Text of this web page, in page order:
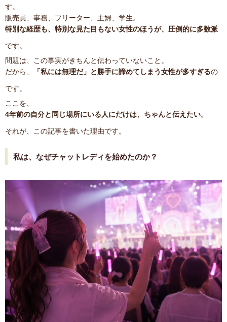
す。
販売員、事務、フリーター、主婦、学生。
特別な経歴も、特別な見た目もない女性のほうが、圧倒的に多数派
です。
問題は、この事実がきちんと伝わっていないこと。
だから、
「私には無理だ」と勝手に諦めてしまう女性が多すぎるの
です。
ここを、
4年前の自分と同じ場所にいる人にだけは、ちゃんと伝えたい。
それが、この記事を書いた理由です。
私は、なぜチャットレディを始めたのか？